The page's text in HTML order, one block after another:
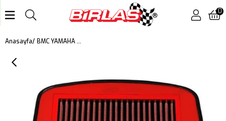
0
Anasayfa BMC YAMAHA FZ-6 600 FAZER, FZ-6 600 N KUTU İÇİ PERFORMANS HAVA FİLTRESİ FM365/04